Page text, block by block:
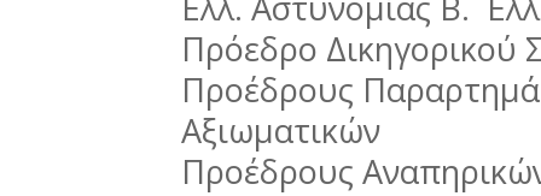
Πρόεδρο Δικηγορικού
Προέδρους
Αξιωματικών
Προέδρους